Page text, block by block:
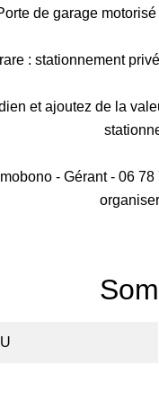
de garage
: stationnement
et ajoutez de la
- Gérant - 06